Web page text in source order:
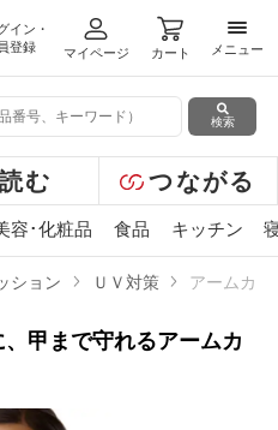
イン・
登録
マイページ カート
メニ
メニュー
検索
読む つながる
容･化粧品 食品 キッチン
ション ＵＶ対策 アームカ
甲まで守れるアームカ